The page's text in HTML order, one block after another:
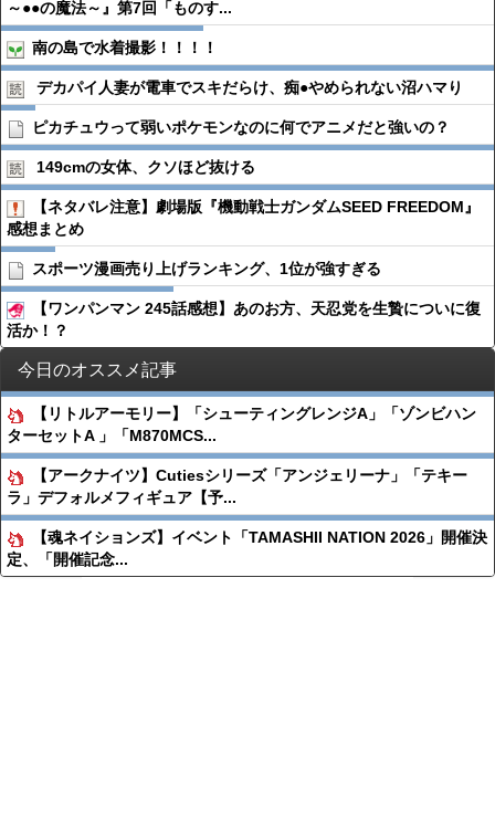
～●●の魔法～』第7回「ものす...
南の島で水着撮影！！！！
デカパイ人妻が電車でスキだらけ、痴●︎やめられない沼ハマり
ピカチュウって弱いポケモンなのに何でアニメだと強いの？
149cmの女体、クソほど抜ける
【ネタバレ注意】劇場版『機動戦士ガンダムSEED FREEDOM』
感想まとめ
スポーツ漫画売り上げランキング、1位が強すぎる
【ワンパンマン 245話感想】あのお方、天忍党を生贄についに復
活か！？
今日のオススメ記事
【リトルアーモリー】「シューティングレンジA」「ゾンビハン
ターセットA 」「M870MCS...
【アークナイツ】Cutiesシリーズ「アンジェリーナ」「テキー
ラ」デフォルメフィギュア【予...
【魂ネイションズ】イベント「TAMASHII NATION 2026」開催決
定、「開催記念...